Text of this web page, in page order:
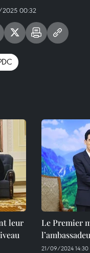
00:32
leur
Le Premier
21/09/2024 14:30